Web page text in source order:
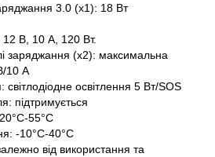
3.0 (x1): 18 Вт
12 В, 10 А, 120 Вт.
заряджання (x2): максимальна
10 А
світлодіодне освітлення 5 Вт/SOS
підтримується
55°C
-10°C-40°C
від використання та